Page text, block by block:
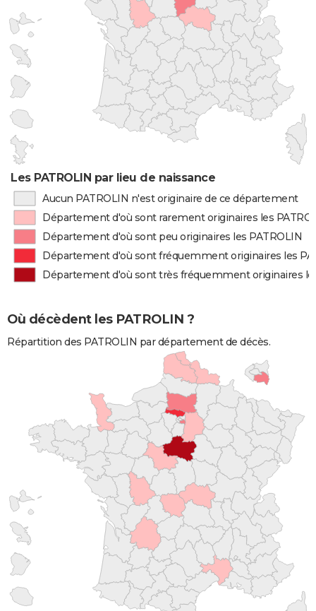
Les PATROLIN par lieu de naissance
Aucun PATROLIN n'est originaire de ce département
Département d'où sont rarement originaires les
Département d'où sont peu originaires les PATROLIN
Département d'où sont fréquemment originaires les
Département d'où sont très fréquemment originaires
Où décèdent les PATROLIN ?
Répartition des PATROLIN par département de décès.